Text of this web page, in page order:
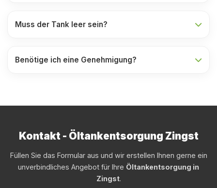
Muss der Tank leer sein?
Benötige ich eine Genehmigung?
Kontakt - Öltankentsorgung Zingst
Füllen Sie das Formular aus und wir erstellen Ihnen gerne ein
unverbindliches Angebot für Ihre Öltankentsorgung in
Zingst.